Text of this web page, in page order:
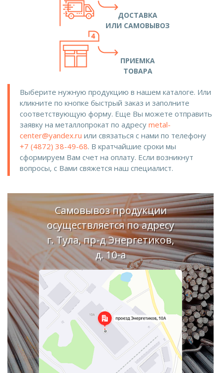
ДОСТАВКА
ИЛИ САМОВЫВОЗ
ПРИЕМКА
ТОВАРА
Выберите нужную продукцию в нашем каталоге. Или
кликните по кнопке быстрый заказ и заполните
соответствующую форму. Еще Вы можете отправить
заявку на металлопрокат по адресу metal-
center@yandex.ru или связаться с нами по телефону
+7 (4872) 38-49-68. В кратчайшие сроки мы
сформируем Вам счет на оплату. Если возникнут
вопросы, с Вами свяжется наш специалист.
Самовывоз продукции
осуществляется по адресу
г. Тула, пр-д Энергетиков,
д. 10-а